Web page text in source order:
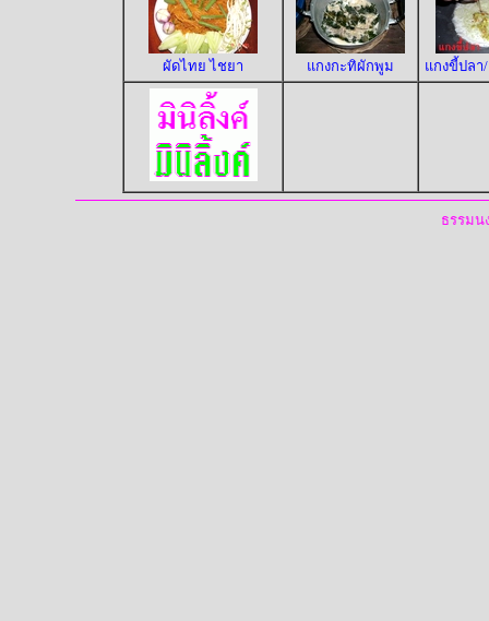
ผัดไทย ไชยา แกงกะทิผักพูม แกงขี้ปลา
ธรรมน